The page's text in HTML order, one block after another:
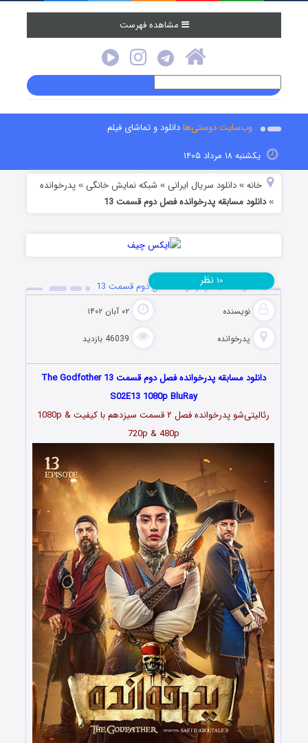
مشاهده فهرست
وب‌سایت دوستی‌هادانلود و تماشای فیلم
یکشنبه ۱۸ مرداد ۱۴۰۵
خانه »دانلود سریال ایرانی » شبکه نمایش خانگی »پدرخوانده
»دانلود مسابقه پدرخوانده فصل دوم قسمت 13
دانلود مسابقه پدرخوانده فصل دوم قسمت 13
نویسنده ۰۲ آبان ۱۴۰۲
پدرخوانده 46039 بازدید
۱۰ نظر
دانلود مسابقه پدرخوانده فصل دوم قسمت 13 The Godfother
S02E13 1080p BluRay
رئالیتی‌شو پدرخوانده فصل ۲ قسمت سیزدهم با کیفیت 1080p &
720p & 480p